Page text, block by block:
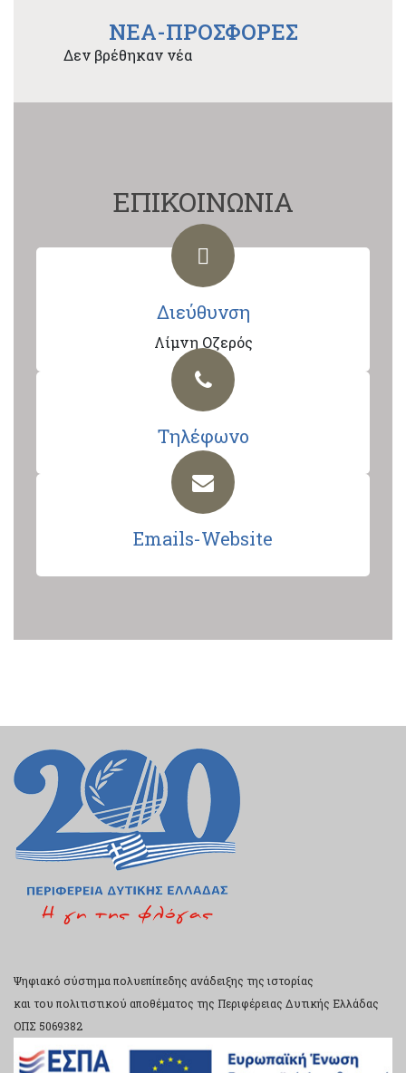
NEA-ΠΡΟΣΦΟΡΕΣ
Δεν βρέθηκαν νέα
ΕΠΙΚΟΙΝΩΝΙΑ
Διεύθυνση
Λίμνη Οζερός
Τηλέφωνο
Emails-Website
Ψηφιακό σύστημα πολυεπίπεδης ανάδειξης της ιστορίας
και του πολιτιστικού αποθέματος της Περιφέρειας Δυτικής Ελλάδας
ΟΠΣ 5069382